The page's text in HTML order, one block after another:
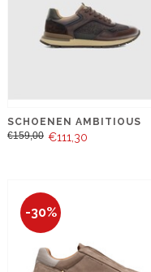
SCHOENEN AMBITIOUS
€159,00 €111,30
-30%